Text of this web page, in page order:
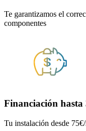
Te garantizamos el
componentes
Financiación hasta
Tu instalación desde